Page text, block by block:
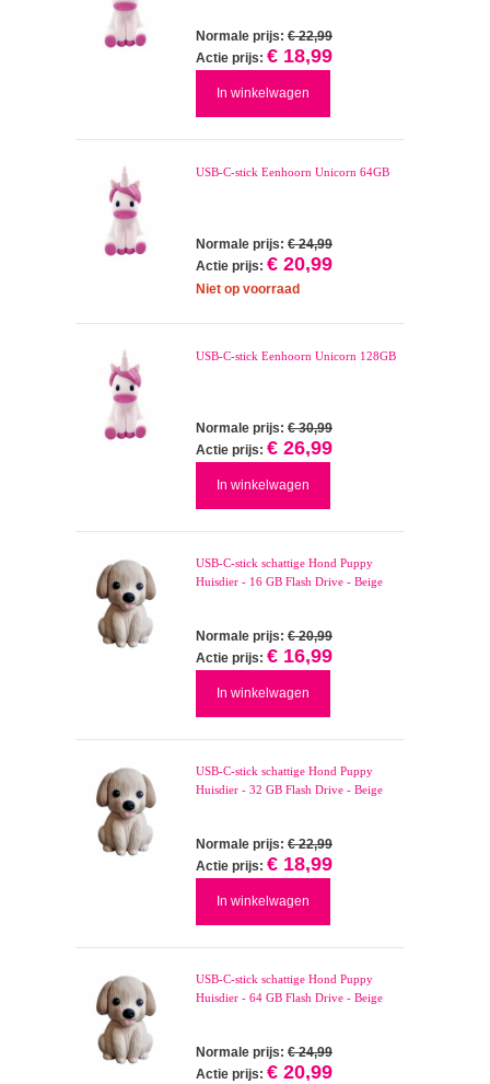
Normale prijs: € 22,99
Actie prijs: € 18,99
In winkelwagen
USB-C-stick Eenhoorn Unicorn 64GB
Normale prijs: € 24,99
Actie prijs: € 20,99
Niet op voorraad
USB-C-stick Eenhoorn Unicorn 128GB
Normale prijs: € 30,99
Actie prijs: € 26,99
In winkelwagen
USB-C-stick schattige Hond Puppy
Huisdier - 16 GB Flash Drive - Beige
Normale prijs: € 20,99
Actie prijs: € 16,99
In winkelwagen
USB-C-stick schattige Hond Puppy
Huisdier - 32 GB Flash Drive - Beige
Normale prijs: € 22,99
Actie prijs: € 18,99
In winkelwagen
USB-C-stick schattige Hond Puppy
Huisdier - 64 GB Flash Drive - Beige
Normale prijs: € 24,99
Actie prijs: € 20,99